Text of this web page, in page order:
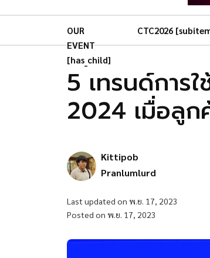
OUR
EVENT
[has_child]
CTC2026
5 เทรนด์การ
2024 เมื่อลูก
Kittipob
Pranlumlurd
Last updated on พ.ย. 17, 2023
Posted on พ.ย. 17, 2023